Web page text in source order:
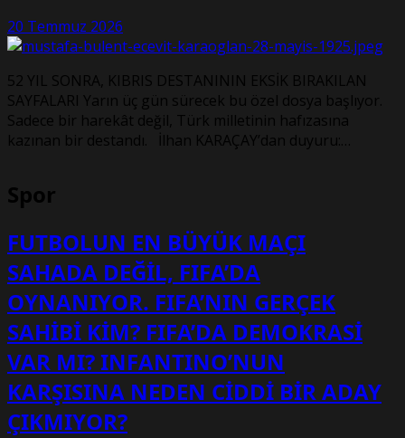
20 Temmuz 2026
52 YIL SONRA, KIBRIS DESTANININ EKSİK BIRAKILAN
SAYFALARI Yarın üç gün sürecek bu özel dosya başlıyor.
Sadece bir harekât değil, Türk milletinin hafızasına
kazınan bir destandı. İlhan KARAÇAY’dan duyuru:…
Spor
FUTBOLUN EN BÜYÜK MAÇI
SAHADA DEĞİL, FIFA’DA
OYNANIYOR. FIFA’NIN GERÇEK
SAHİBİ KİM? FIFA’DA DEMOKRASİ
VAR MI? INFANTINO’NUN
KARŞISINA NEDEN CİDDİ BİR ADAY
ÇIKMIYOR?